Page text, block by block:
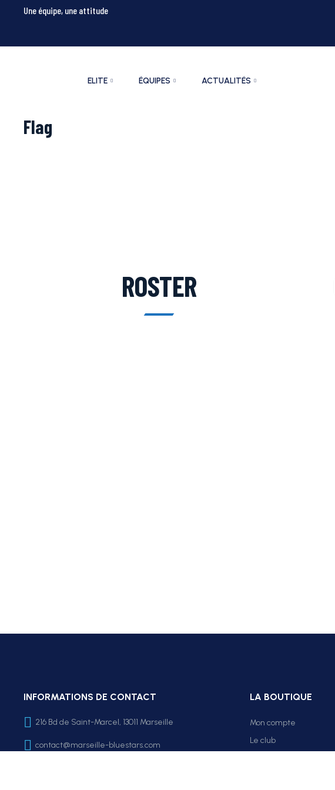
Une équipe, une attitude
ELITE ÉQUIPES ACTUALITÉS
Flag
ROSTER
INFORMATIONS DE CONTACT
216 Bd de Saint-Marcel, 13011 Marseille
contact@marseille-bluestars.com
LA BOUTIQUE
Mon compte
Le club